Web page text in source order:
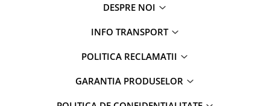
DESPRE NOI
INFO TRANSPORT
POLITICA RECLAMATII
GARANTIA PRODUSELOR